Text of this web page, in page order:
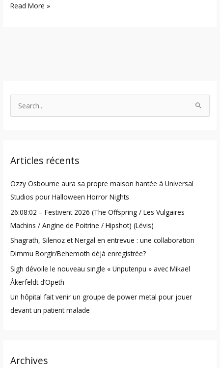
Read More »
c
f
o
r
:
Articles récents
Ozzy Osbourne aura sa propre maison hantée à Universal
Studios pour Halloween Horror Nights
26:08:02 – Festivent 2026 (The Offspring / Les Vulgaires
Machins / Angine de Poitrine / Hipshot) (Lévis)
Shagrath, Silenoz et Nergal en entrevue : une collaboration
Dimmu Borgir/Behemoth déjà enregistrée?
Sigh dévoile le nouveau single « Unputenpu » avec Mikael
Åkerfeldt d’Opeth
Un hôpital fait venir un groupe de power metal pour jouer
devant un patient malade
Archives